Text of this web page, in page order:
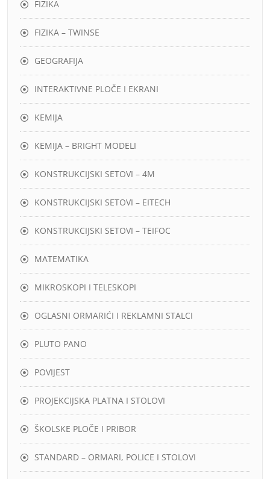
FIZIKA
FIZIKA – TWINSE
GEOGRAFIJA
INTERAKTIVNE PLOČE I EKRANI
KEMIJA
KEMIJA – BRIGHT MODELI
KONSTRUKCIJSKI SETOVI – 4M
KONSTRUKCIJSKI SETOVI – EITECH
KONSTRUKCIJSKI SETOVI – TEIFOC
MATEMATIKA
MIKROSKOPI I TELESKOPI
OGLASNI ORMARIĆI I REKLAMNI STALCI
PLUTO PANO
POVIJEST
PROJEKCIJSKA PLATNA I STOLOVI
ŠKOLSKE PLOČE I PRIBOR
STANDARD – ORMARI, POLICE I STOLOVI